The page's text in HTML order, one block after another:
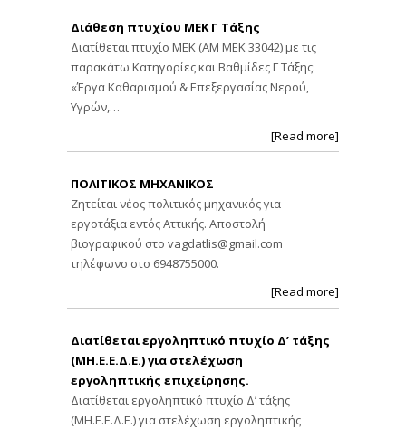
Διάθεση πτυχίου ΜΕΚ Γ Τάξης
Διατίθεται πτυχίο ΜΕΚ (ΑΜ ΜΕΚ 33042) με τις
παρακάτω Κατηγορίες και Βαθμίδες Γ Τάξης:
«Έργα Καθαρισμού & Επεξεργασίας Νερού,
Υγρών,…
[Read more]
ΠΟΛΙΤΙΚΟΣ ΜΗΧΑΝΙΚΟΣ
Ζητείται νέος πολιτικός μηχανικός για
εργοτάξια εντός Αττικής. Αποστολή
βιογραφικού στο vagdatlis@gmail.com
τηλέφωνο στο 6948755000.
[Read more]
Διατίθεται εργοληπτικό πτυχίο Δ’ τάξης
(ΜΗ.Ε.Ε.Δ.Ε.) για στελέχωση
εργοληπτικής επιχείρησης.
Διατίθεται εργοληπτικό πτυχίο Δ’ τάξης
(ΜΗ.Ε.Ε.Δ.Ε.) για στελέχωση εργοληπτικής